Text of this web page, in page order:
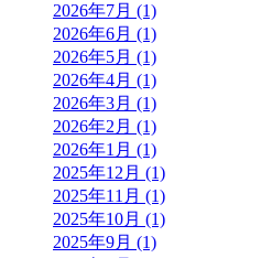
2026年7月 (1)
2026年6月 (1)
2026年5月 (1)
2026年4月 (1)
2026年3月 (1)
2026年2月 (1)
2026年1月 (1)
2025年12月 (1)
2025年11月 (1)
2025年10月 (1)
2025年9月 (1)